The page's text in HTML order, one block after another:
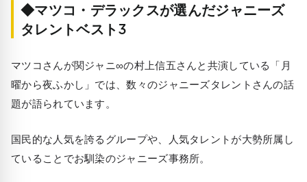
◆マツコ・デラックスが選んだジャニーズ
タレントベスト3
マツコさんが関ジャニ∞の村上信五さんと共演している「月
曜から夜ふかし」では、数々のジャニーズタレントさんの話
題が語られています。
国民的な人気を誇るグループや、人気タレントが大勢所属し
ていることでお馴染のジャニーズ事務所。